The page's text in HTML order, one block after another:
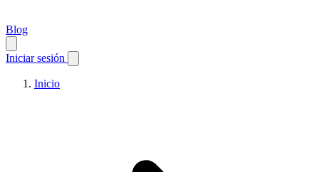
Blog
Iniciar sesión
Inicio